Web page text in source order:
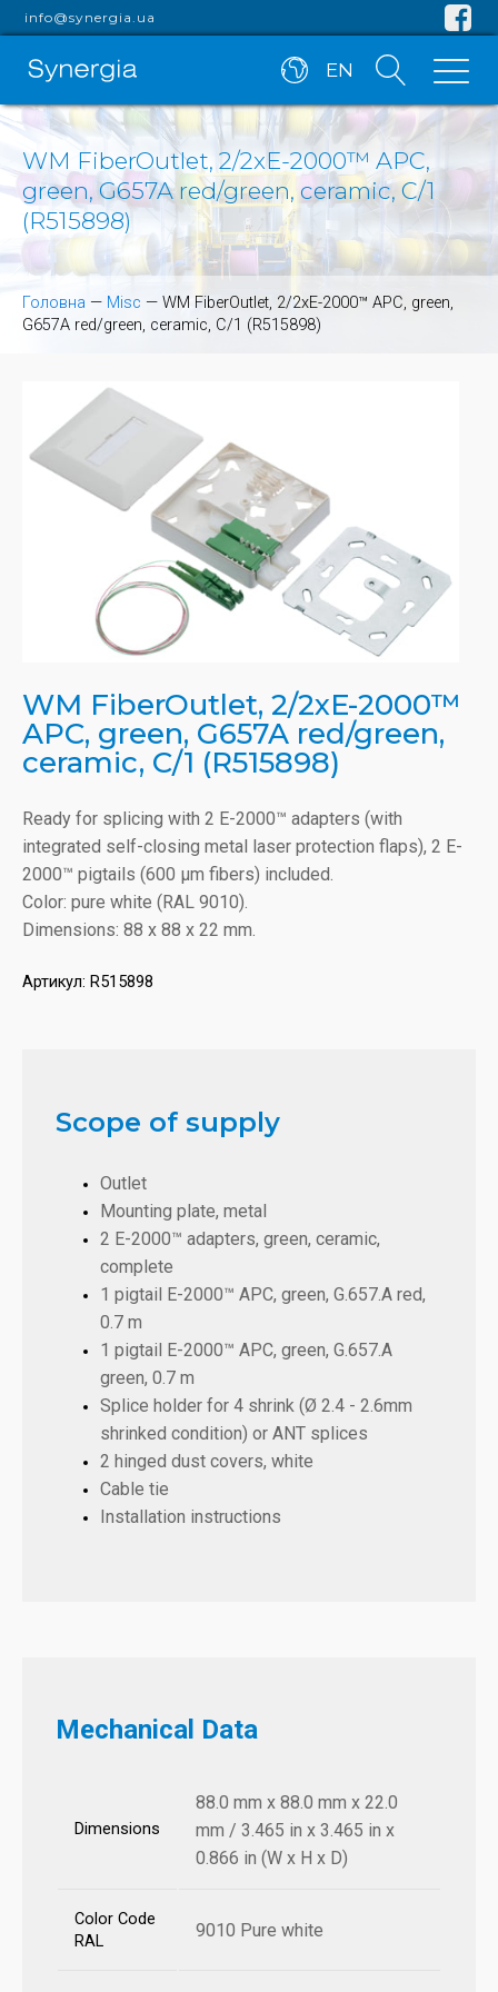
info@synergia.ua
EN
WM FiberOutlet, 2/2xE-2000™ APC,
green, G657A red/green, ceramic, C/1
(R515898)
Головна — Misc — WM FiberOutlet, 2/2xE-2000™ APC, green,
G657A red/green, ceramic, C/1 (R515898)
WM FiberOutlet, 2/2xE-2000™
APC, green, G657A red/green,
ceramic, C/1 (R515898)
Ready for splicing with 2 E-2000™ adapters (with
integrated self-closing metal laser protection flaps), 2 E-
2000™ pigtails (600 µm fibers) included.
Color: pure white (RAL 9010).
Dimensions: 88 x 88 x 22 mm.
Артикул: R515898
Scope of supply
Outlet
Mounting plate, metal
2 E-2000™ adapters, green, ceramic,
complete
1 pigtail E-2000™ APC, green, G.657.A red,
0.7 m
1 pigtail E-2000™ APC, green, G.657.A
green, 0.7 m
Splice holder for 4 shrink (Ø 2.4 - 2.6mm
shrinked condition) or ANT splices
2 hinged dust covers, white
Cable tie
Installation instructions
Mechanical Data
Dimensions
88.0 mm x 88.0 mm x 22.0
mm / 3.465 in x 3.465 in x
0.866 in (W x H x D)
Color Code
RAL
9010 Pure white